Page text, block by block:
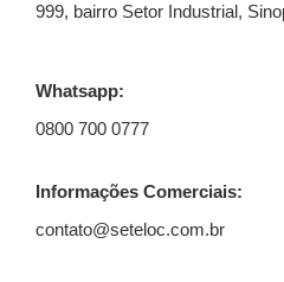
999, bairro Setor Industrial,
Whatsapp:
0800 700 0777
Informações Comerciais:
contato@seteloc.com.br